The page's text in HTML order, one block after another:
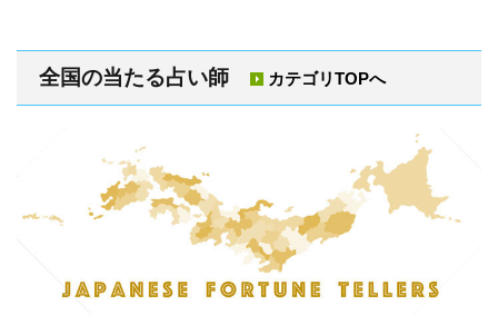
全国の当たる占い師 カテゴリTOPへ